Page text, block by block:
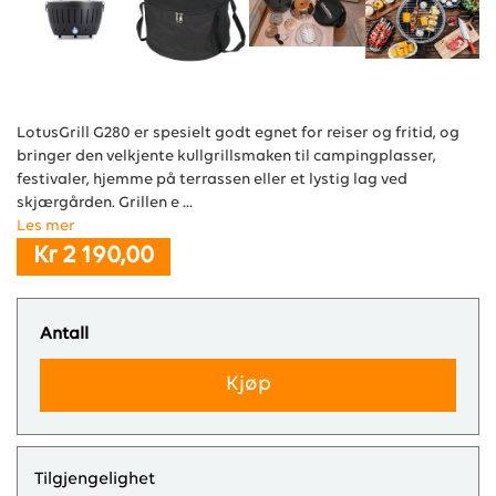
LotusGrill G280 er spesielt godt egnet for reiser og fritid, og
bringer den velkjente kullgrillsmaken til campingplasser,
festivaler, hjemme på terrassen eller et lystig lag ved
skjærgården. Grillen e ...
Les mer
Kr 2 190,00
Antall
Kjøp
Tilgjengelighet